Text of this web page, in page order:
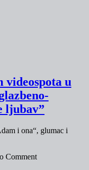
u
ljubav”
i ona“, glumac i
Comment